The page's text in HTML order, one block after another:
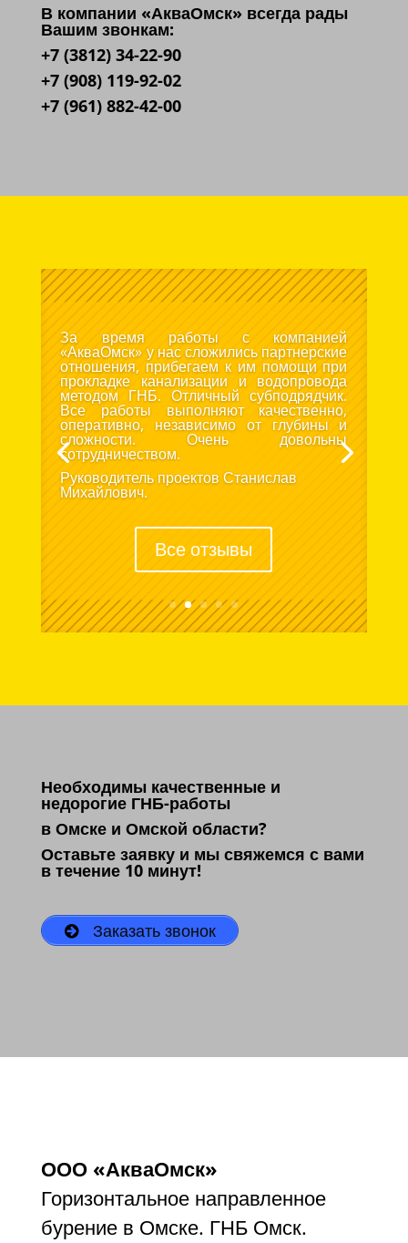
В компании «АкваОмск» всегда рады
Вашим звонкам:
+7 (3812) 34-22-90
+7 (908) 119-92-02
+7 (961) 882-42-00
За время работы с компанией
«АкваОмск» у нас сложились партнерские
отношения, прибегаем к им помощи при
прокладке канализации и водопровода
методом ГНБ. Отличный субподрядчик.
Все работы выполняют качественно,
оперативно, независимо от глубины и
сложности. Очень довольны
сотрудничеством.
Руководитель проектов Станислав
Михайлович.
Все отзывы
Необходимы качественные и
недорогие ГНБ-работы
в Омске и Омской области?
Оставьте заявку и мы свяжемся с вами
в течение 10 минут!
Заказать звонок
ООО «АкваОмск»
Горизонтальное направленное
бурение в Омске. ГНБ Омск.